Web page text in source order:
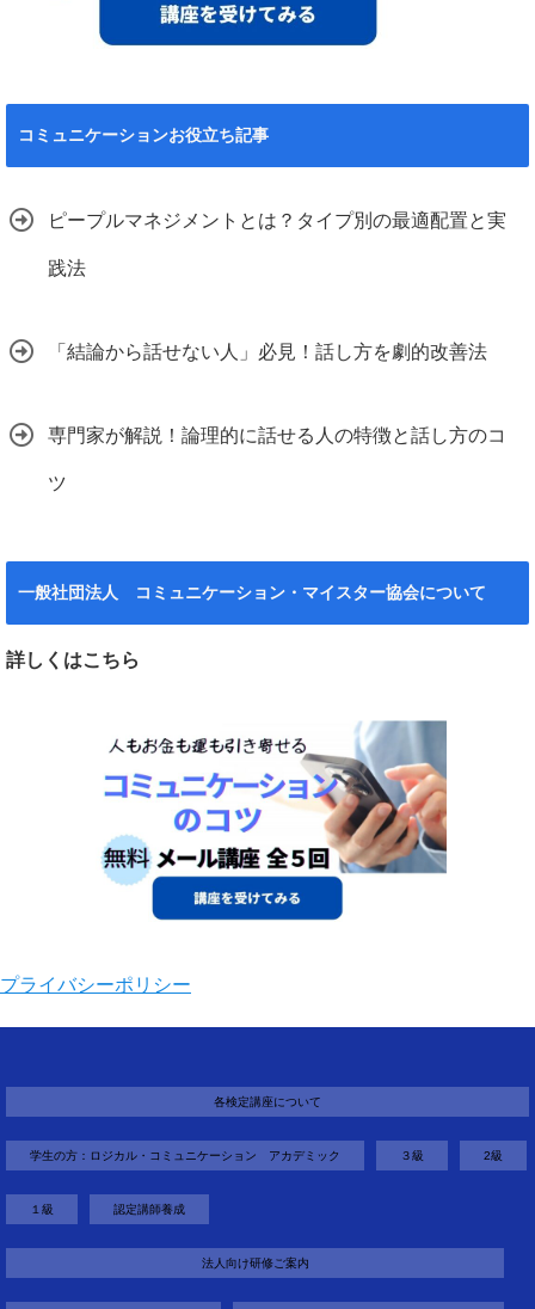
コミュニケーションお役立ち記事
ピープルマネジメントとは？タイプ別の最適配置と実
践法
「結論から話せない人」必見！話し方を劇的改善法
専門家が解説！論理的に話せる人の特徴と話し方のコ
ツ
一般社団法人 コミュニケーション・マイスター協会について
詳しくはこちら
プライバシーポリシー
各検定講座について
学生の方：ロジカル・コミュニケーション アカデミック ３級 2級
１級 認定講師養成
法人向け研修ご案内